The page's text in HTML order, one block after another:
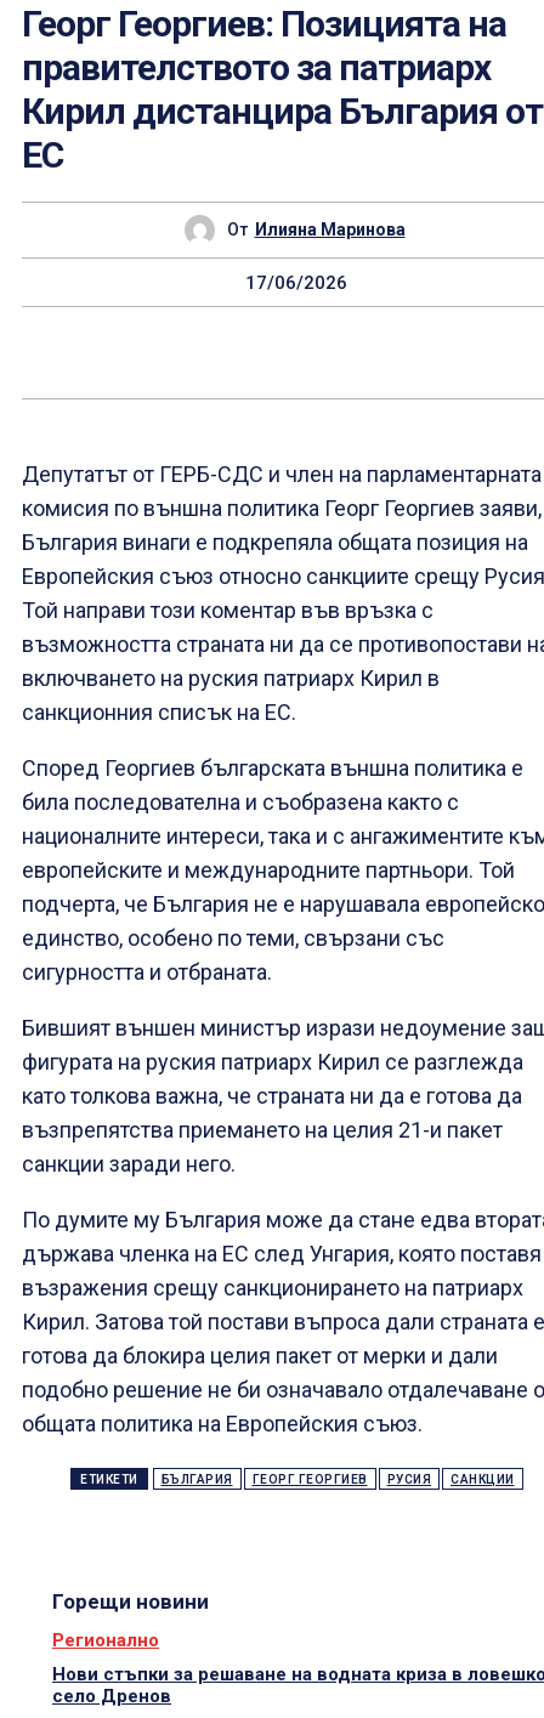
Георг Георгиев: Позицията на
правителството за патриарх
Кирил дистанцира България от
ЕС
От Илияна Маринова
17/06/2026
Депутатът от ГЕРБ-СДС и член на парламентарната
комисия по външна политика Георг Георгиев
България винаги е подкрепяла общата позиция на
Европейския съюз относно санкциите срещу
Той направи този коментар във връзка с
възможността страната ни да се противопостави
включването на руския патриарх Кирил в
санкционния списък на ЕС.
Според Георгиев българската външна политика е
била последователна и съобразена както с
националните интереси, така и с ангажиментите
европейските и международните партньори. Той
подчерта, че България не е нарушавала
единство, особено по теми, свързани със
сигурността и отбраната.
Бившият външен министър изрази недоумение
фигурата на руския патриарх Кирил се разглежда
като толкова важна, че страната ни да е готова да
възпрепятства приемането на целия 21-и пакет
санкции заради него.
По думите му България може да стане едва
държава членка на ЕС след Унгария, която поставя
възражения срещу санкционирането на патриарх
Кирил. Затова той постави въпроса дали страната е
готова да блокира целия пакет от мерки и дали
подобно решение не би означавало отдалечаване
общата политика на Европейския съюз.
ЕТИКЕТИ БЪЛГАРИЯ ГЕОРГ ГЕОРГИЕВ РУСИЯ САНКЦИИ
Горещи новини
Регионално
Нови стъпки за решаване на водната криза в
село Дренов